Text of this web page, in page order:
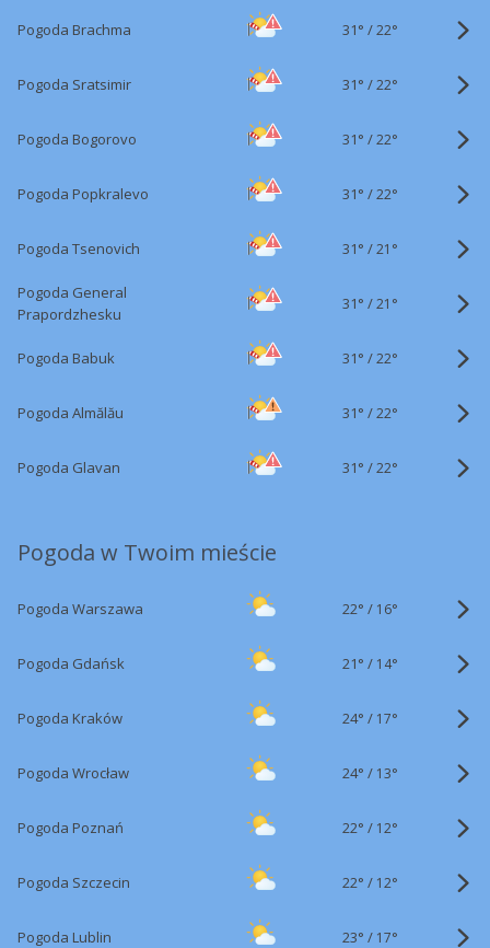
Pogoda Brachma 31° /22°
Pogoda Sratsimir 31° /22°
Pogoda Bogorovo 31° /22°
Pogoda Popkralevo 31° /22°
Pogoda Tsenovich 31° /21°
Pogoda General
Prapordzhesku
31° /21°
Pogoda Babuk 31° /22°
Pogoda Almălău 31° /22°
Pogoda Glavan 31° /22°
Pogoda w Twoim mieście
Pogoda Warszawa 22° / 16°
Pogoda Gdańsk 21° / 14°
Pogoda Kraków 24° / 17°
Pogoda Wrocław 24° / 13°
Pogoda Poznań 22° / 12°
Pogoda Szczecin 22° / 12°
Pogoda Lublin 23° / 17°